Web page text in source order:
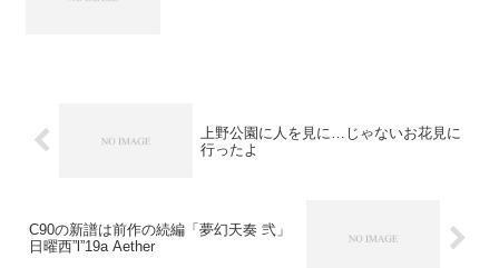
上野公園に人を見に…じゃないお花見に
行ったよ
C90の新譜は前作の続編「夢幻天奏 弐」
日曜西”l”19a Aether